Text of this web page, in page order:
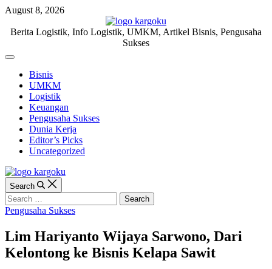
Skip
content
August 8, 2026
KARGOKU.ID
Berita Logistik, Info Logistik, UMKM, Artikel Bisnis, Pengusaha
Sukses
Off
CanvasBisnis
UMKM
Logistik
Keuangan
Pengusaha Sukses
Dunia Kerja
Editor’s Picks
Uncategorized
Search
Search
for:
Categories
Pengusaha Sukses
Lim Hariyanto Wijaya Sarwono, Dari
Kelontong ke Bisnis Kelapa Sawit